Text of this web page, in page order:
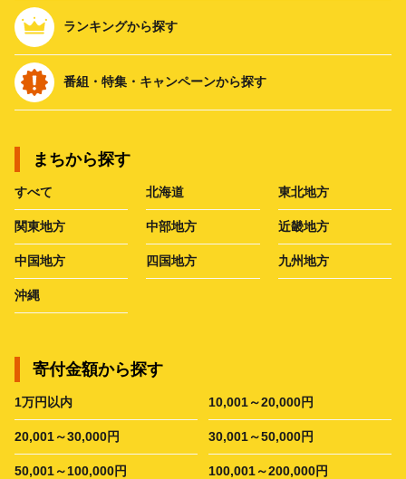
ランキングから探す
番組・特集・キャンペーンから探す
まちから探す
すべて 北海道 東北地方
関東地方 中部地方 近畿地方
中国地方 四国地方 九州地方
沖縄
寄付金額から探す
1万円以内 10,001～20,000円
20,001～30,000円 30,001～50,000円
50,001～100,000円 100,001～200,000円